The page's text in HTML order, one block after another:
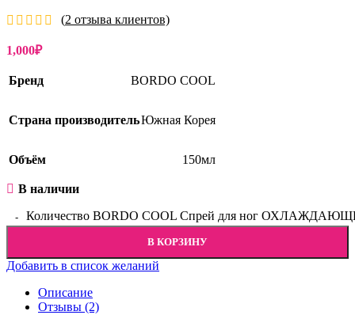
(2 отзыва клиентов)
1,000₽
Бренд BORDO COOL
Страна производительЮжная Корея
Объём 150мл
В наличии
Количество BORDO COOL Спрей для ног
В КОРЗИНУ
Добавить в список желаний
Описание
Отзывы (2)